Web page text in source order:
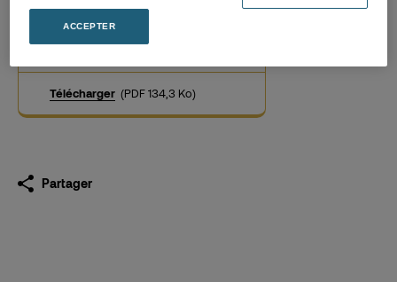
06.02.2017
Télécharger (PDF 134,3 Ko)
Partager
ACCEPTER